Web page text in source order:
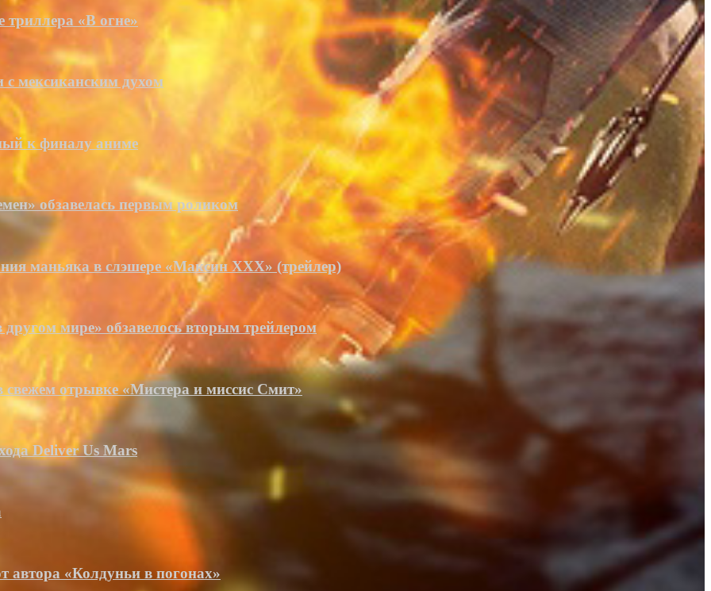
триллера «В огне»
мексиканским духом
к финалу аниме
обзавелась первым роликом
маньяка в слэшере «Максин XXX» (трейлер)
мире» обзавелось вторым трейлером
отрывке «Мистера и миссис Смит»
Deliver Us Mars
автора «Колдуньи в погонах»